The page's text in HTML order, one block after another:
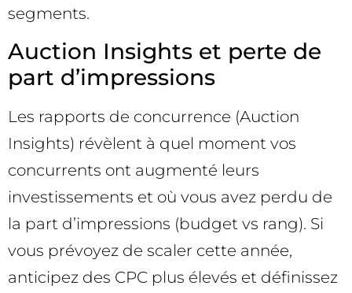
segments.
Auction Insights et perte de
part d’impressions
Les rapports de concurrence (Auction
Insights) révèlent à quel moment vos
concurrents ont augmenté leurs
investissements et où vous avez perdu de
la part d’impressions (budget vs rang). Si
vous prévoyez de scaler cette année,
anticipez des CPC plus élevés et définissez